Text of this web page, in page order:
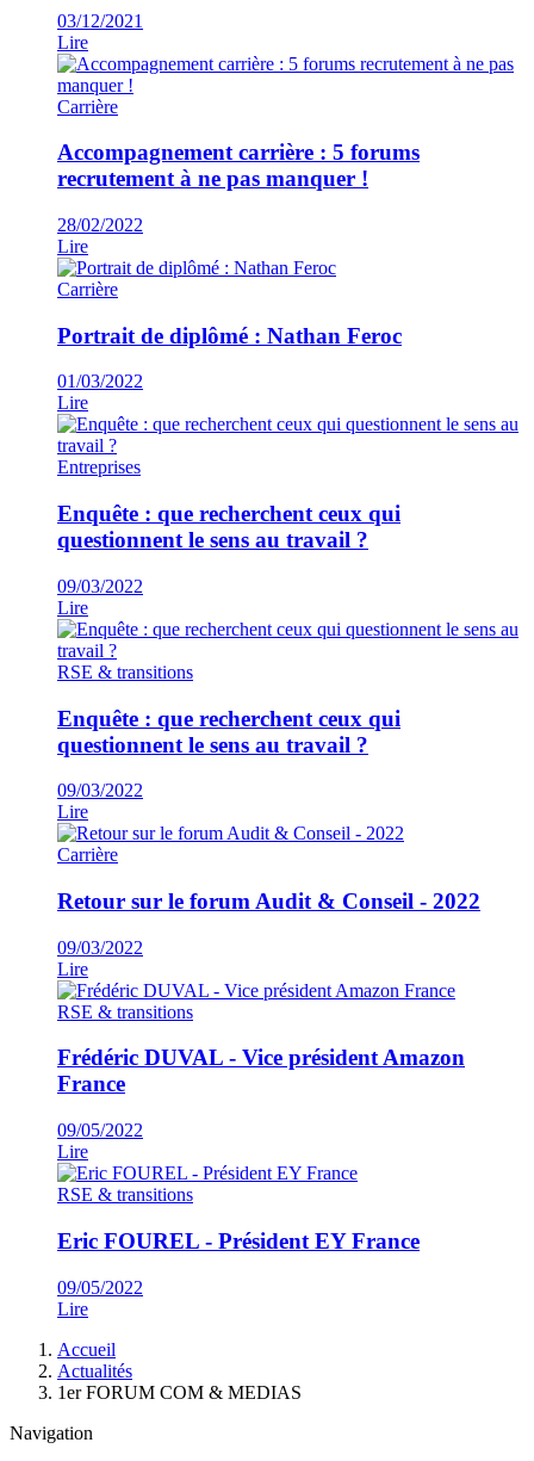
03/12/2021
Lire
Carrière
Accompagnement carrière : 5 forums
recrutement à ne pas manquer !
28/02/2022
Lire
Carrière
Portrait de diplômé : Nathan Feroc
01/03/2022
Lire
Entreprises
Enquête : que recherchent ceux qui
questionnent le sens au travail ?
09/03/2022
Lire
RSE & transitions
Enquête : que recherchent ceux qui
questionnent le sens au travail ?
09/03/2022
Lire
Carrière
Retour sur le forum Audit & Conseil - 2022
09/03/2022
Lire
RSE & transitions
Frédéric DUVAL - Vice président Amazon
France
09/05/2022
Lire
RSE & transitions
Eric FOUREL - Président EY France
09/05/2022
Lire
d'Ariane
Accueil
Actualités
1er FORUM COM & MEDIAS
Navigation